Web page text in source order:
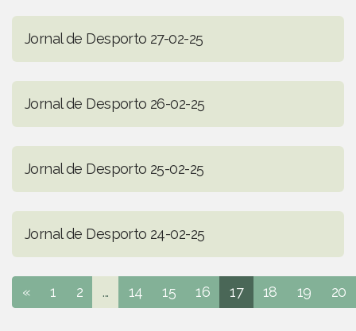
Jornal de Desporto 27-02-25
Jornal de Desporto 26-02-25
Jornal de Desporto 25-02-25
Jornal de Desporto 24-02-25
« 1 2 ... 14 15 16 17 18 19 20